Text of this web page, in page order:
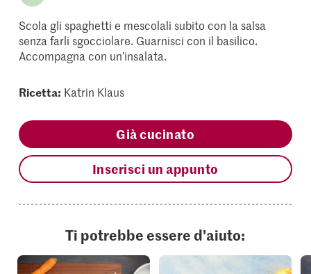
Scola gli spaghetti e mescolali subito con la salsa
senza farli sgocciolare. Guarnisci con il basilico.
Accompagna con un’insalata.
Ricetta: Katrin Klaus
Già cucinato
Inserisci un appunto
Ti potrebbe essere d'aiuto: